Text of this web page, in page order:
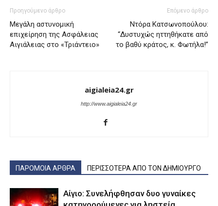
Προηγούμενο άρθρο
Μεγάλη αστυνομική
επιχείρηση της Ασφάλειας
Αιγιάλειας στο «Τριάντειο»
Επόμενο άρθρο
Ντόρα Κατσωνοπούλου:
“Δυστυχώς ηττηθήκατε από
το βαθύ κράτος, κ. Φωτήλα!”
aigialeia24.gr
http://www.aigialeia24.gr
ΠΑΡΟΜΟΙΑ ΑΡΘΡΑ ΠΕΡΙΣΣΟΤΕΡΑ ΑΠΟ ΤΟΝ ΔΗΜΙΟΥΡΓΟ
Αίγιο: Συνελήφθησαν δυο γυναίκες